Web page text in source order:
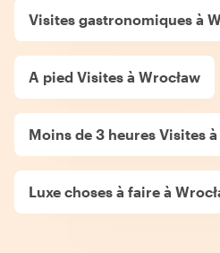
Visites gastronomiques à
A pied Visites à Wrocław
Moins de 3 heures Visites à
Luxe choses à faire à